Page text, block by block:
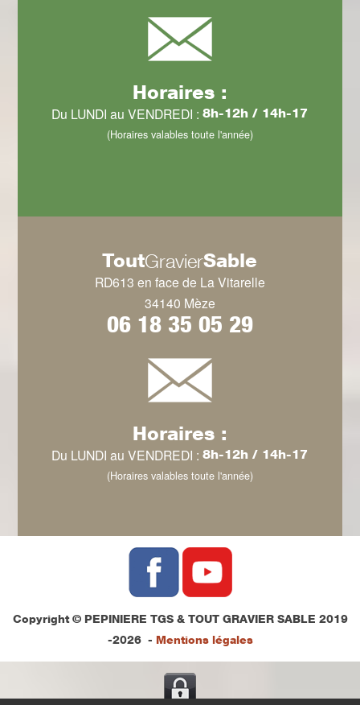
Horaires :
Du LUNDI au VENDREDI :8h-12h / 14h-17
(Horaires valables toute l'année)
ToutGravierSable
RD613 en face de La Vitarelle
34140 Mèze
06 18 35 05 29
Horaires :
Du LUNDI au VENDREDI :8h-12h / 14h-17
(Horaires valables toute l'année)
Copyright © PEPINIERE TGS & TOUT GRAVIER SABLE 2019
-2026 - Mentions légales